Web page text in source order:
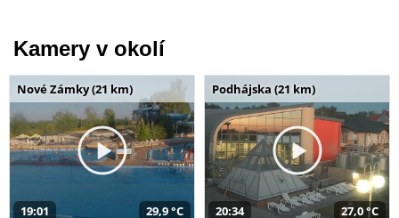
Kamery v okolí
Nové Zámky (21 km)
19:01 29,9 °C
Podhájska (21 km)
20:34 27,0 °C